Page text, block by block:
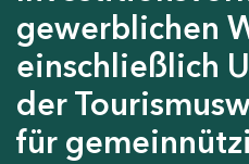
gewerblichen
einschließlich
der
für